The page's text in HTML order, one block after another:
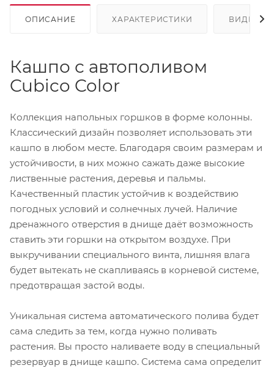
ОПИСАНИЕ ХАРАКТЕРИСТИКИ ВИДЕО
Кашпо с автополивом
Cubico Color
Коллекция напольных горшков в форме колонны.
Классический дизайн позволяет использовать эти
кашпо в любом месте. Благодаря своим размерам и
устойчивости, в них можно сажать даже высокие
лиственные растения, деревья и пальмы.
Качественный пластик устойчив к воздействию
погодных условий и солнечных лучей. Наличие
дренажного отверстия в днище даёт возможность
ставить эти горшки на открытом воздухе. При
выкручивании специального винта, лишняя влага
будет вытекать не скапливаясь в корневой системе,
предотвращая застой воды.
Уникальная система автоматического полива будет
сама следить за тем, когда нужно поливать
растения. Вы просто наливаете воду в специальный
резервуар в днище кашпо. Система сама определит